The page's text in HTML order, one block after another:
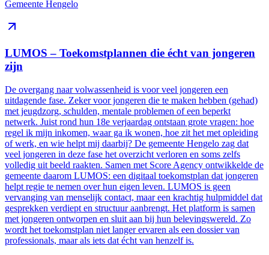
Gemeente Hengelo
LUMOS – Toekomstplannen die écht van jongeren
zijn
De overgang naar volwassenheid is voor veel jongeren een
uitdagende fase. Zeker voor jongeren die te maken hebben (gehad)
met jeugdzorg, schulden, mentale problemen of een beperkt
netwerk. Juist rond hun 18e verjaardag ontstaan grote vragen: hoe
regel ik mijn inkomen, waar ga ik wonen, hoe zit het met opleiding
of werk, en wie helpt mij daarbij? De gemeente Hengelo zag dat
veel jongeren in deze fase het overzicht verloren en soms zelfs
volledig uit beeld raakten. Samen met Score Agency ontwikkelde de
gemeente daarom LUMOS: een digitaal toekomstplan dat jongeren
helpt regie te nemen over hun eigen leven. LUMOS is geen
vervanging van menselijk contact, maar een krachtig hulpmiddel dat
gesprekken verdiept en structuur aanbrengt. Het platform is samen
met jongeren ontworpen en sluit aan bij hun belevingswereld. Zo
wordt het toekomstplan niet langer ervaren als een dossier van
professionals, maar als iets dat écht van henzelf is.